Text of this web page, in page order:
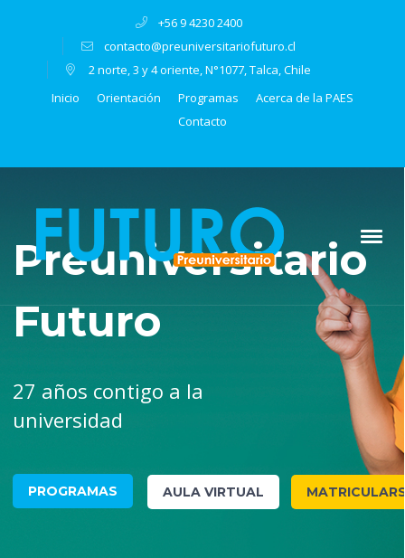
+56 9 4230 2400
contacto@preuniversitariofuturo.cl
2 norte, 3 y 4 oriente, N°1077, Talca, Chile
Inicio
Orientación Programas
Acerca de la PAES
Contacto
Preuniversitario
Futuro
27 años contigo a la
universidad
PROGRAMAS AULA VIRTUAL